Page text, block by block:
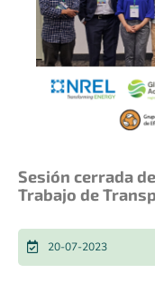
Sesión cerrada
Trabajo de
20-07-2023